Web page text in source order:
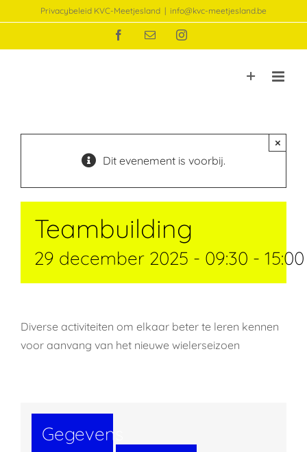
naar
Privacybeleid KVC-Meetjesland | info@kvc-meetjesland.be
Facebook
E-
Instagram
Dit evenement is voorbij.
×
Teambuilding
29 december 2025 - 09:30 - 15:00
Diverse activiteiten om elkaar beter te leren kennen
voor aanvang van het nieuwe wielerseizoen
Gegevens